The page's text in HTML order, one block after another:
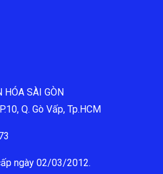
HÓA SÀI GÒN
Q. Gò Vấp, Tp.HCM
ngày 02/03/2012.